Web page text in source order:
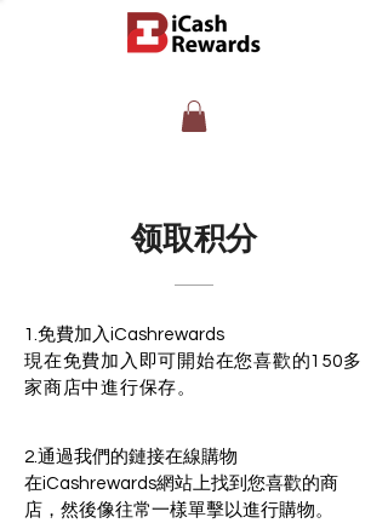
​领取积分
1.免費加入iCashrewards
現在免費加入即可開始在您喜歡的150多
家商店中進行保存。
2.通過我們的鏈接在線購物
在iCashrewards網站上找到您喜歡的商
店，然後像往常一樣單擊以進行購物。